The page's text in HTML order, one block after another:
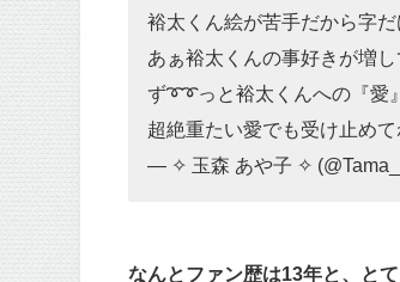
裕太くん絵が苦手だから字
あぁ裕太くんの事好きが増
ず➰➰っと裕太くんへの『
超絶重たい愛でも受け止め
— ✧ 玉森 あや子 ✧
なんとファン歴は13年と、とて